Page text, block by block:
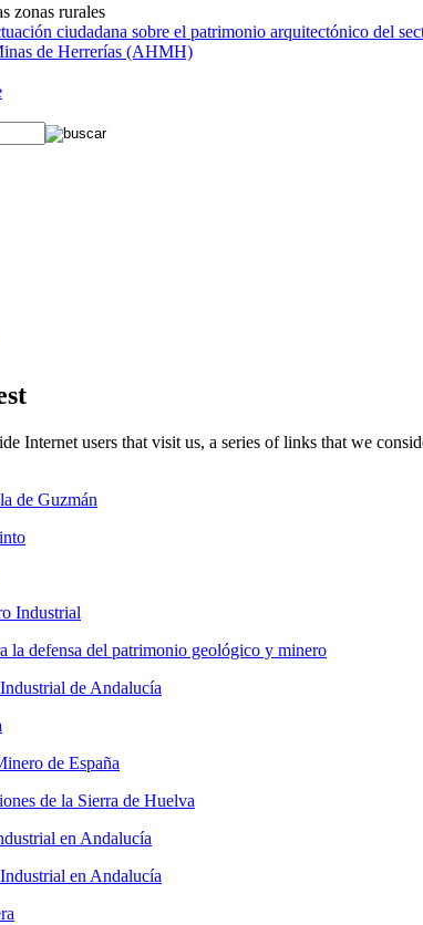
Internet users that visit us, a series of links that we
de Guzmán
Industrial
la defensa del patrimonio geológico y minero
de Andalucía
de España
de la Sierra de Huelva
en Andalucía
en Andalucía